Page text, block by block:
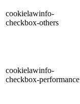
cookielawinfo-
checkbox-others
cookielawinfo-
checkbox-performance